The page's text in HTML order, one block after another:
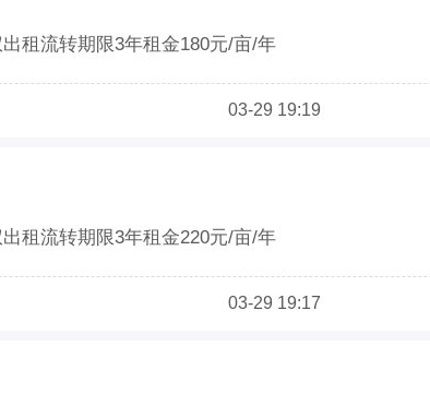
租流转期限3年租金180元/亩/年
03-29 19:19
租流转期限3年租金220元/亩/年
03-29 19:17